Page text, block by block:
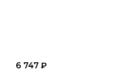
6 747 ₽